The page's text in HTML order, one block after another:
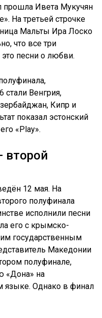
Ивета Мукучян
На третьей строчке
Мальты Ира Лоско
что все три
песни о любви.
стали Венгрия,
Кипр и
показал эстонский
«Play».
второй
12 мая. На
полуфинала
исполнили песни
его с крымско-
государственным
Македонии
полуфинале,
«Дона» на
языке. Однако в финал